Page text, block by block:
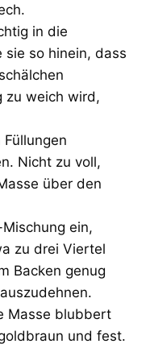
in die
so hinein, dass
zu weich wird,
Nicht zu voll,
über den
ein,
zu drei Viertel
Backen genug
Masse blubbert
und fest.